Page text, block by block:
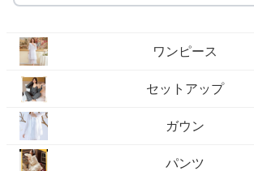
ワンピース
セットアップ
ガウン
パンツ